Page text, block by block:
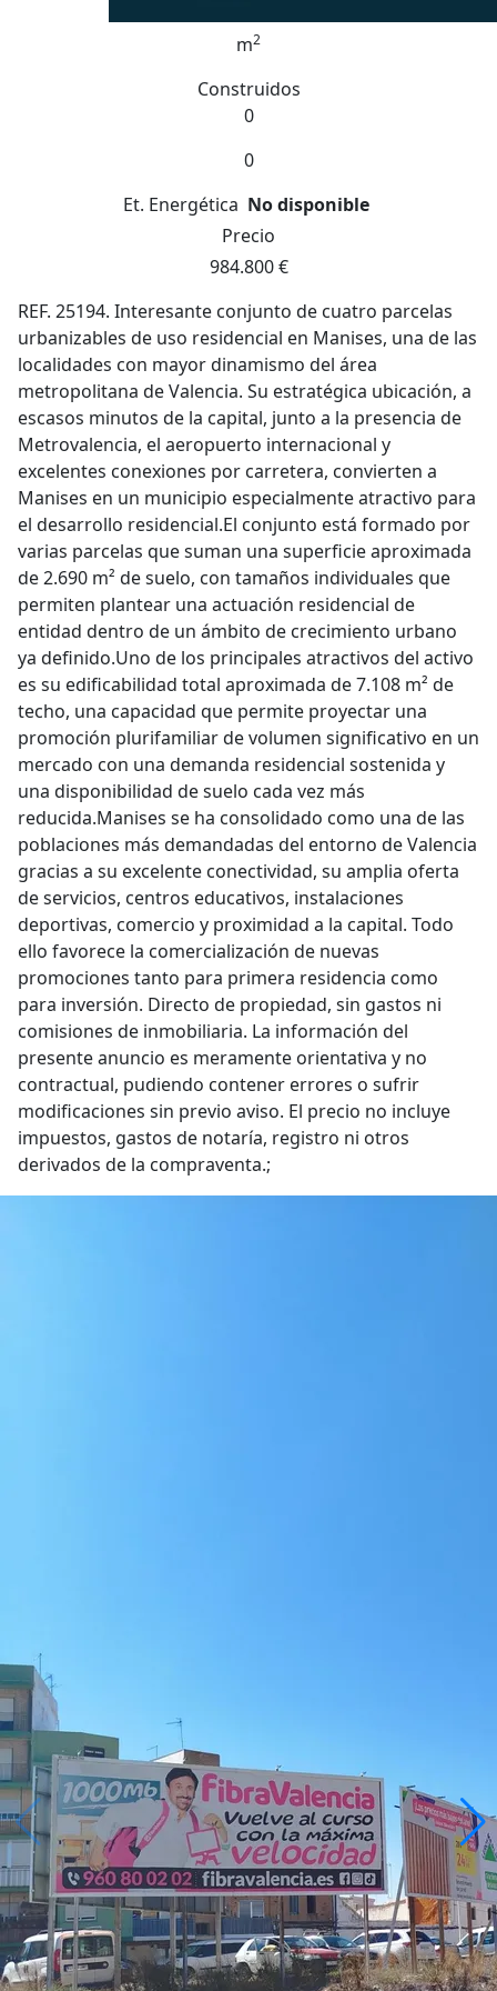
m2
Construidos
0
0
Et. Energética No disponible
Precio
984.800 €
REF. 25194. Interesante conjunto de cuatro parcelas
urbanizables de uso residencial en Manises, una de las
localidades con mayor dinamismo del área
metropolitana de Valencia. Su estratégica ubicación, a
escasos minutos de la capital, junto a la presencia de
Metrovalencia, el aeropuerto internacional y
excelentes conexiones por carretera, convierten a
Manises en un municipio especialmente atractivo para
el desarrollo residencial.El conjunto está formado por
varias parcelas que suman una superficie aproximada
de 2.690 m² de suelo, con tamaños individuales que
permiten plantear una actuación residencial de
entidad dentro de un ámbito de crecimiento urbano
ya definido.Uno de los principales atractivos del activo
es su edificabilidad total aproximada de 7.108 m² de
techo, una capacidad que permite proyectar una
promoción plurifamiliar de volumen significativo en un
mercado con una demanda residencial sostenida y
una disponibilidad de suelo cada vez más
reducida.Manises se ha consolidado como una de las
poblaciones más demandadas del entorno de Valencia
gracias a su excelente conectividad, su amplia oferta
de servicios, centros educativos, instalaciones
deportivas, comercio y proximidad a la capital. Todo
ello favorece la comercialización de nuevas
promociones tanto para primera residencia como
para inversión. Directo de propiedad, sin gastos ni
comisiones de inmobiliaria. La información del
presente anuncio es meramente orientativa y no
contractual, pudiendo contener errores o sufrir
modificaciones sin previo aviso. El precio no incluye
impuestos, gastos de notaría, registro ni otros
derivados de la compraventa.;